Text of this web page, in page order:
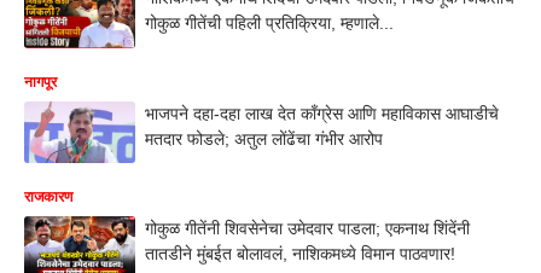
गोकुळ गीतेंची पहिली प्रतिक्रिया, म्हणाले...
नागपूर
भाजपने दहा-दहा लाख देत काँग्रेस आणि महाविकास आघाडीचे
मतदार फोडले; अतुल लोंढेंचा गंभीर आरोप
राजकारण
गोकुळ गीतेंनी शिवसेनेचा उमेदवार पाडला; एकनाथ शिंदेंनी
तातडीने मुंबईत बोलावलं, नाशिकमध्ये विमान पाठवणार!